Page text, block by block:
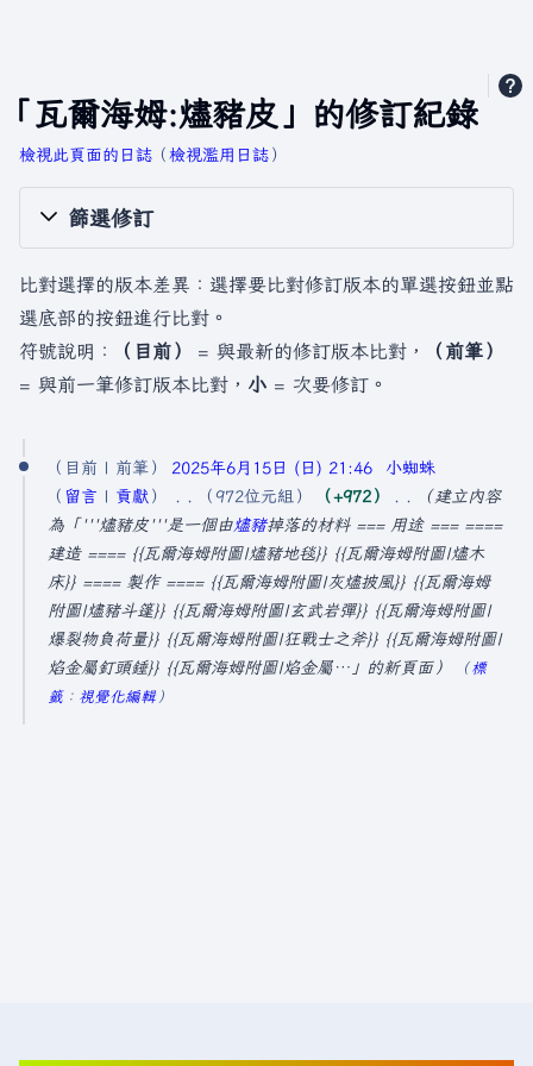
「瓦爾海姆:燼豬皮」的修訂紀錄
檢視此頁面的日誌 ​（檢視濫用日誌）
篩選修訂
比對選擇的版本差異：選擇要比對修訂版本的單選按鈕並點
選底部的按鈕進行比對。
符號說明：
（目前） = 與最新的修訂版本比對，
（前筆）
= 與前一筆修訂版本比對， 小 = 次要修訂。
2
5
目前 前筆 2025年6月15日 (日) 21:46
小蜘蛛
留言
貢獻 972位元組 +972
建立內容
為「'''燼豬皮'''是一個由燼豬掉落的材料 === 用途 === ====
建造 ==== {{瓦爾海姆附圖|燼豬地毯}} {{瓦爾海姆附圖|燼木
床}} ==== 製作 ==== {{瓦爾海姆附圖|灰燼披風}} {{瓦爾海姆
附圖|燼豬斗篷}} {{瓦爾海姆附圖|玄武岩彈}} {{瓦爾海姆附圖|
爆裂物負荷量}} {{瓦爾海姆附圖|狂戰士之斧}} {{瓦爾海姆附圖|
焰金屬釘頭錘}} {{瓦爾海姆附圖|焰金屬…」的新頁面
標
籤： 視覺化編輯